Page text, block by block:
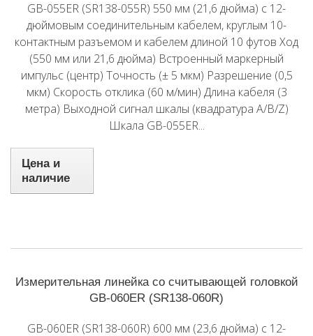
GB-055ER (SR138-055R) 550 мм (21,6 дюйма) с 12-
дюймовым соединительным кабелем, круглым 10-
контактным разъемом и кабелем длиной 10 футов Ход
(550 мм или 21,6 дюйма) Встроенный маркерный
импульс (центр) Точность (± 5 мкм) Разрешение (0,5
мкм) Скорость отклика (60 м/мин) Длина кабеля (3
метра) Выходной сигнал шкалы (квадратура A/B/Z)
Шкала GB-055ER...
Цена и
наличие
Измерительная линейка со считывающей головкой
GB-060ER (SR138-060R)
GB-060ER (SR138-060R) 600 мм (23,6 дюйма) с 12-